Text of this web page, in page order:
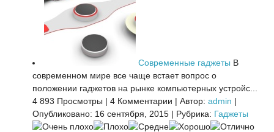
Современные гаджеты В
современном мире все чаще встает вопрос о
положении гаджетов на рынке компьютерных устройс...
4 893 Просмотры | 4 Комментарии | Автор: admin |
Опубликовано: 16 сентября, 2015 | Рубрика: Гаджеты